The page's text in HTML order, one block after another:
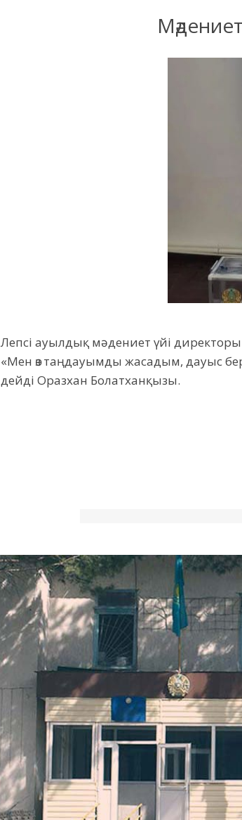
Лепсі ауылдық мәдениет үйі директоры
«Мен өз таңдауымды жасадым, дауыс
дейді Оразхан Болатханқызы.